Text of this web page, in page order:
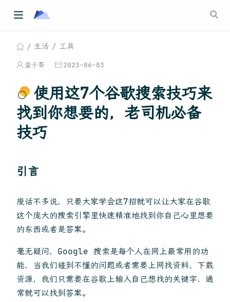
生活 工具
蛮子哥 2023-06-03
使用这7个谷歌搜索技巧来
找到你想要的，老司机必备
技巧
引言
废话不多说，只要大家学会这7招就可以让大家在谷歌
这个庞大的搜索引擎里快速精准地找到你自己心里想要
的东西或者是答案。
毫无疑问，Google 搜索是每个人在网上最常用的功
能，当我们碰到不懂的问题或者需要上网找资料、下载
资源，我们只需要在谷歌上输入自己想找的关键字，通
常就可以找到答案。